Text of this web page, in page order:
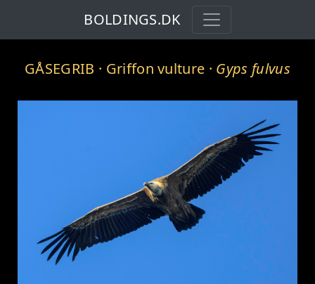
BOLDINGS.DK
GÅSEGRIB · Griffon vulture · Gyps fulvus